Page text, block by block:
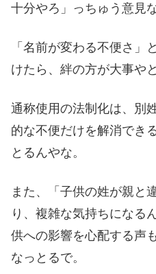
十分やろ」っちゅう意見
「名前が変わる不便さ」
けたら、絆の方が大事や
通称使用の法制化は、別
的な不便だけを解消でき
とるんやな。
また、「子供の姓が親と
り、複雑な気持ちになる
供への影響を心配する声
なっとるで。